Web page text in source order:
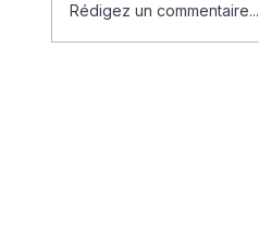
Rédigez un commentaire...